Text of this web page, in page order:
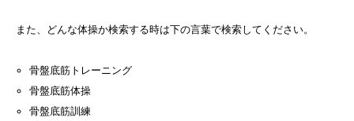
また、どんな体操か検索する時は下の言葉で検索してください。
骨盤底筋トレーニング
骨盤底筋体操
骨盤底筋訓練